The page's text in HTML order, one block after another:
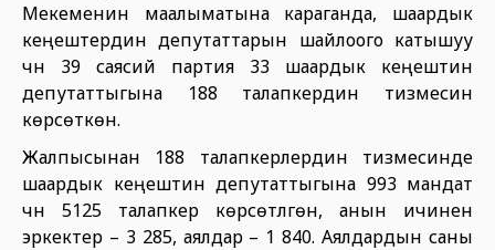
Мекеменин маалыматына караганда, шаардык
кеңештердин депутаттарын шайлоого катышуу
үчүн 39 саясий партия 33 шаардык кеңештин
депутаттыгына 188 талапкердин тизмесин
көрсөткөн.
Жалпысынан 188 талапкерлердин тизмесинде
шаардык кеңештин депутаттыгына 993 мандат
үчүн 5125 талапкер көрсөтүлгөн, анын ичинен
эркектер – 3 285, аялдар – 1 840. Аялдардын саны